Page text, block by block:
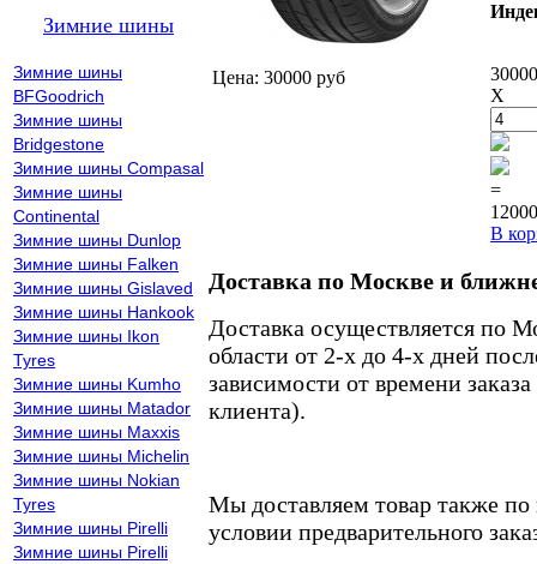
Зимние шины
Зимние шины
BFGoodrich
Зимние шины
Bridgestone
Зимние шины Compasal
Зимние шины
Continental
Зимние шины Dunlop
Зимние шины Falken
Зимние шины Gislaved
Зимние шины Hankook
Зимние шины Ikon
Tyres
Зимние шины Kumho
Зимние шины Matador
Зимние шины Maxxis
Зимние шины Michelin
Зимние шины Nokian
Tyres
Зимние шины Pirelli
Зимние шины Pirelli
Цена: 30000 руб
X
=
В
Доставка по Москве и
Доставка осуществляется по
области от 2-х до 4-х дней
зависимости от времени
клиента).
Мы доставляем товар также
условии предварительного